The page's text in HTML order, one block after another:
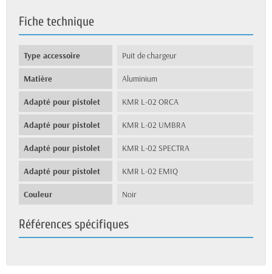
Fiche technique
Type accessoire Puit de chargeur
Matière Aluminium
Adapté pour pistolet KMR L-02 ORCA
Adapté pour pistolet KMR L-02 UMBRA
Adapté pour pistolet KMR L-02 SPECTRA
Adapté pour pistolet KMR L-02 EMIQ
Couleur Noir
Références spécifiques